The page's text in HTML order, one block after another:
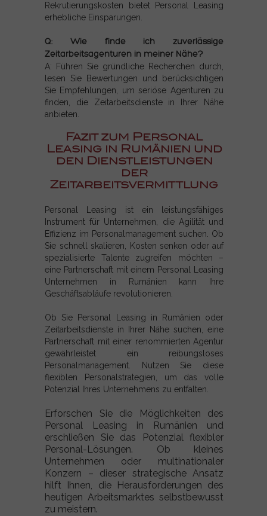
Rekrutierungskosten bietet Personal Leasing
erhebliche Einsparungen.
Q: Wie finde ich zuverlässige
Zeitarbeitsagenturen in meiner Nähe?
A: Führen Sie gründliche Recherchen durch,
lesen Sie Bewertungen und berücksichtigen
Sie Empfehlungen, um seriöse Agenturen zu
finden, die Zeitarbeitsdienste in Ihrer Nähe
anbieten.
Fazit zum Personal
Leasing in Rumänien und
den Dienstleistungen
der
Zeitarbeitsvermittlung
Personal Leasing ist ein leistungsfähiges
Instrument für Unternehmen, die Agilität und
Effizienz im Personalmanagement suchen. Ob
Sie schnell skalieren, Kosten senken oder auf
spezialisierte Talente zugreifen möchten –
eine Partnerschaft mit einem Personal Leasing
Unternehmen in Rumänien kann Ihre
Geschäftsabläufe revolutionieren.
Ob Sie Personal Leasing in Rumänien oder
Zeitarbeitsdienste in Ihrer Nähe suchen, eine
Partnerschaft mit einer renommierten Agentur
gewährleistet ein reibungsloses
Personalmanagement. Nutzen Sie diese
flexiblen Personalstrategien, um das volle
Potenzial Ihres Unternehmens zu entfalten.
Erforschen Sie die Möglichkeiten des
Personal Leasing in Rumänien und
erschließen Sie das Potenzial flexibler
Personal-Lösungen. Ob kleines
Unternehmen oder multinationaler
Konzern – dieser strategische Ansatz
hilft Ihnen, die Herausforderungen des
heutigen Arbeitsmarktes selbstbewusst
zu meistern.